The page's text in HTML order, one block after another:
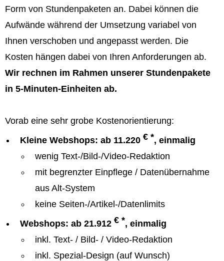
Form von Stundenpaketen an. Dabei können die
Aufwände während der Umsetzung variabel von
Ihnen verschoben und angepasst werden. Die
Kosten hängen dabei von Ihren Anforderungen ab.
Wir rechnen im Rahmen unserer Stundenpakete
in 5-Minuten-Einheiten ab.
Vorab eine sehr grobe Kostenorientierung:
Kleine Webshops: ab 11.220 € *, einmalig
wenig Text-/Bild-/Video-Redaktion
mit begrenzter Einpflege / Datenübernahme
aus Alt-System
keine Seiten-/Artikel-/Datenlimits
Webshops: ab 21.912 € *, einmalig
inkl. Text- / Bild- / Video-Redaktion
inkl. Spezial-Design (auf Wunsch)